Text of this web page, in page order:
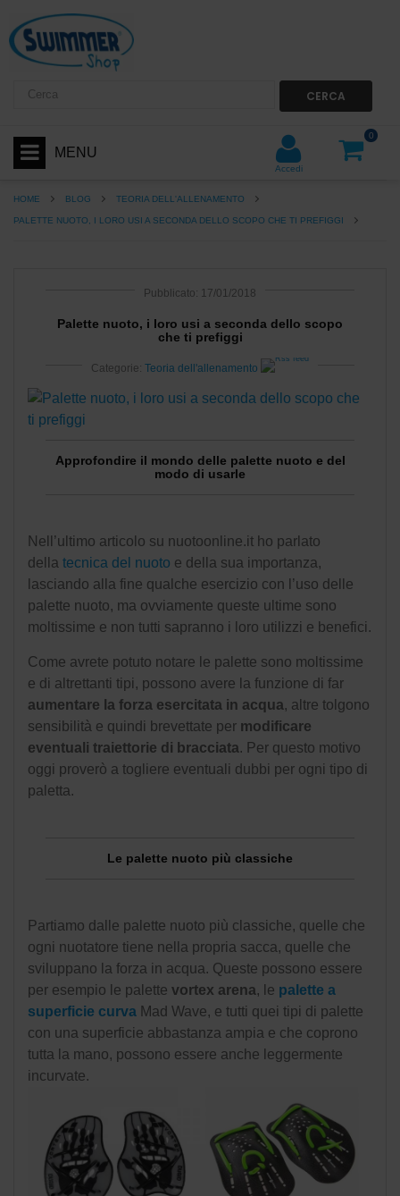
CERCA
MENU
0
Accedi
HOME BLOG TEORIA DELL'ALLENAMENTO
PALETTE NUOTO, I LORO USI A SECONDA DELLO SCOPO CHE TI PREFIGGI
Pubblicato: 17/01/2018
Palette nuoto, i loro usi a seconda dello scopo
che ti prefiggi
Categorie: Teoria dell'allenamento
Approfondire il mondo delle palette nuoto e del
modo di usarle
Nell’ultimo articolo su nuotoonline.it ho parlato
della tecnica del nuoto e della sua importanza,
lasciando alla fine qualche esercizio con l’uso delle
palette nuoto, ma ovviamente queste ultime sono
moltissime e non tutti sapranno i loro utilizzi e benefici.
Come avrete potuto notare le palette sono moltissime
e di altrettanti tipi, possono avere la funzione di far
aumentare la forza esercitata in acqua, altre tolgono
sensibilità e quindi brevettate per modificare
eventuali traiettorie di bracciata. Per questo motivo
oggi proverò a togliere eventuali dubbi per ogni tipo di
paletta.
Le palette nuoto più classiche
Partiamo dalle palette nuoto più classiche, quelle che
ogni nuotatore tiene nella propria sacca, quelle che
sviluppano la forza in acqua. Queste possono essere
per esempio le palette vortex arena, le palette a
superficie curva Mad Wave, e tutti quei tipi di palette
con una superficie abbastanza ampia e che coprono
tutta la mano, possono essere anche leggermente
incurvate.